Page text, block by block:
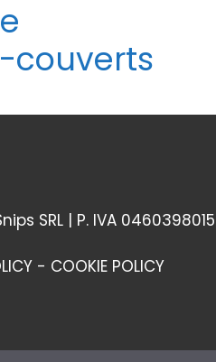
couverts
SRL | P. IVA
- COOKIE POLICY